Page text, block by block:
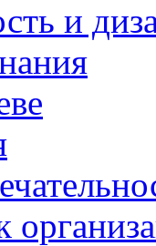
и